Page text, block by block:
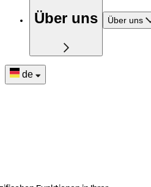
Über uns Über uns
de